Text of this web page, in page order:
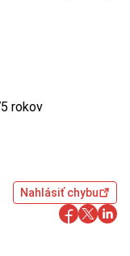
rokov
Nahlásiť chybu